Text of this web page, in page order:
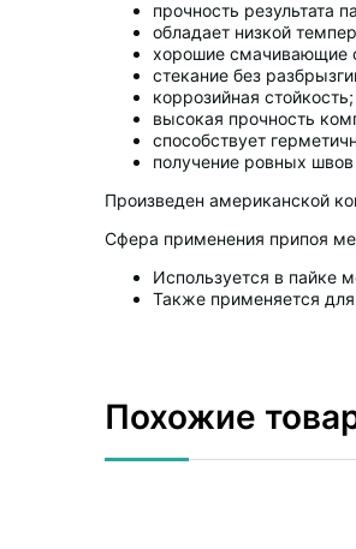
прочность результата
обладает низкой
хорошие смачивающие
стекание без
коррозийная стойкость;
высокая прочность
способствует
получение ровных швов
Произведен американской
Сфера применения припоя
Используется в пайке
Также применяется для
Похожие